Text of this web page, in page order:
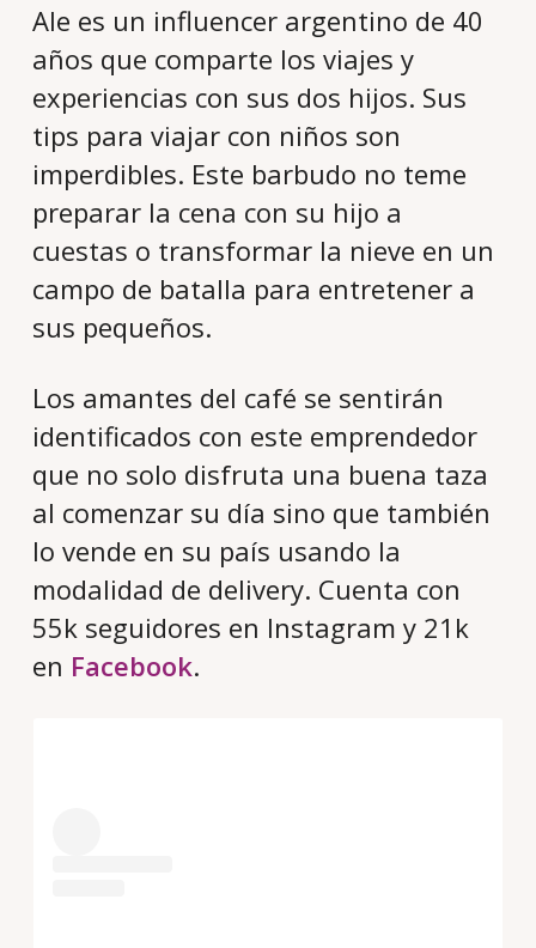
Ale es un influencer argentino de 40
años que comparte los viajes y
experiencias con sus dos hijos. Sus
tips para viajar con niños son
imperdibles. Este barbudo no teme
preparar la cena con su hijo a
cuestas o transformar la nieve en un
campo de batalla para entretener a
sus pequeños.
Los amantes del café se sentirán
identificados con este emprendedor
que no solo disfruta una buena taza
al comenzar su día sino que también
lo vende en su país usando la
modalidad de delivery. Cuenta con
55k seguidores en Instagram y 21k
en Facebook.